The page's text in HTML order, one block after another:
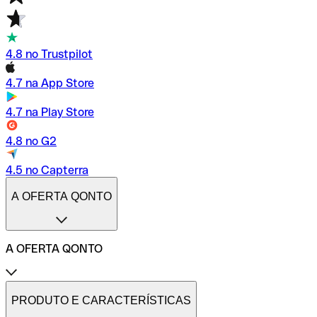
4.8 no Trustpilot
4.7 na App Store
4.7 na Play Store
4.8 no G2
4.5 no Capterra
A OFERTA QONTO
A OFERTA QONTO
Tarifas
Conta profissional online
PRODUTO E CARACTERÍSTICAS